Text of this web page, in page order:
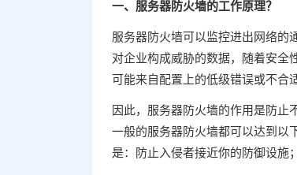
一、服务器防火墙的工作原理？
服务器防火墙可以监控进出网络的
对企业构成威胁的数据，随着安全
可能来自配置上的低级错误或不合
因此，服务器防火墙的作用是防止
一般的服务器防火墙都可以达到以
是：防止入侵者接近你的防御设施